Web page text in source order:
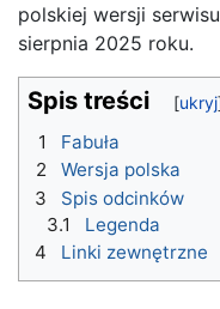
polskiej wersji serwisu
sierpnia 2025 roku.
Spis treści
1
Fabuła
2
Wersja polska
3
Spis odcinków
3.1
Legenda
4
Linki zewnętrzne